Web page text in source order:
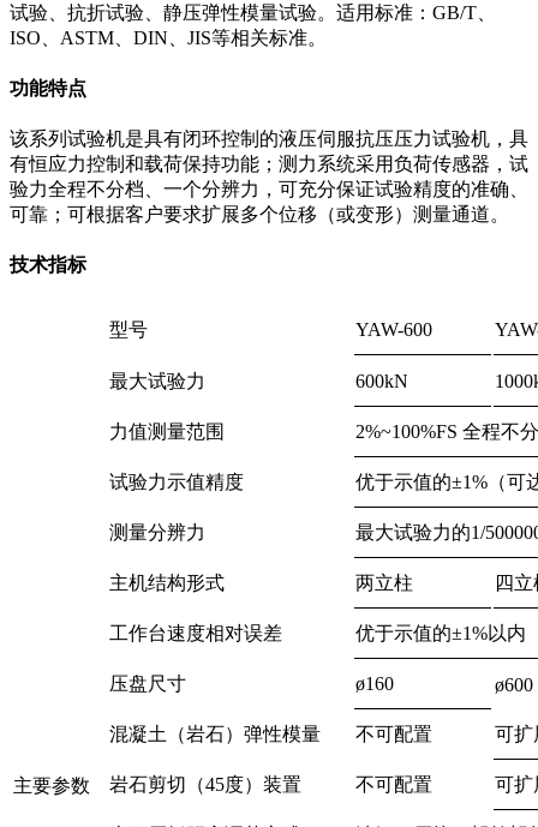
试验、抗折试验、静压弹性模量试验。适用标准：GB/T、
ISO、ASTM、DIN、JIS等相关标准。
功能特点
该系列试验机是具有闭环控制的液压伺服抗压压力试验机，具
有恒应力控制和载荷保持功能；测力系统采用负荷传感器，试
验力全程不分档、一个分辨力，可充分保证试验精度的准确、
可靠；可根据客户要求扩展多个位移（或变形）测量通道。
技术指标
主要参数
型号 YAW-600
最大试验力 600kN
力值测量范围 2%~100%FS 全程不
试验力示值精度 优于示值的±1%（可
测量分辨力 最大试验力的1/
主机结构形式 两立柱 四立
工作台速度相对误差 优于示值的±1%以内
压盘尺寸 ø160 ø600
混凝土（岩石）弹性模量 不可配置 可扩
岩石剪切（45度）装置 不可配置 可扩